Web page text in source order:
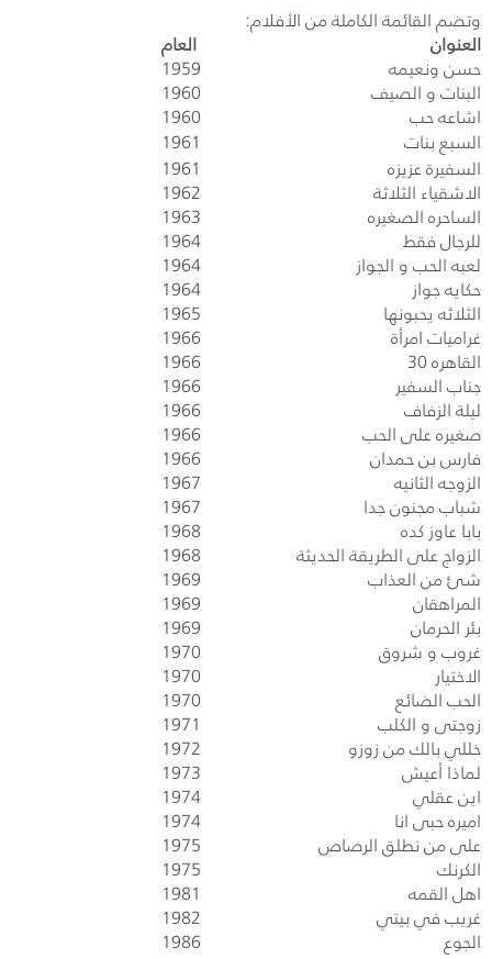
وتضم القائمة الكاملة من الأفلام:
العنوان العام
حسن ونعيمه 1959
البنات و الصيف 1960
اشاعه حب 1960
السبع بنات 1961
السفيرة عزيزه 1961
الاشقياء الثلاثة 1962
الساحره الصغيره 1963
للرجال فقط 1964
لعبه الحب و الجواز 1964
حكايه جواز 1964
الثلاثه يحبونها 1965
غراميات امرأة 1966
القاهره 30 1966
جناب السفير 1966
ليلة الزفاف 1966
صغيره على الحب 1966
فارس بن حمدان 1966
الزوجه الثانيه 1967
شباب مجنون جدا 1967
بابا عاوز كده 1968
الزواج على الطريقة الحديثة 1968
شئ من العذاب 1969
المراهقان 1969
بئر الحرمان 1969
غروب و شروق 1970
الاختيار 1970
الحب الضائع 1970
زوجتى و الكلب 1971
خللي بالك من زوزو 1972
لماذا أعيش 1973
اين عقلي 1974
اميره حبى انا 1974
على من نطلق الرصاص 1975
الكرنك 1975
اهل القمه 1981
غريب في بيتي 1982
الجوع 1986